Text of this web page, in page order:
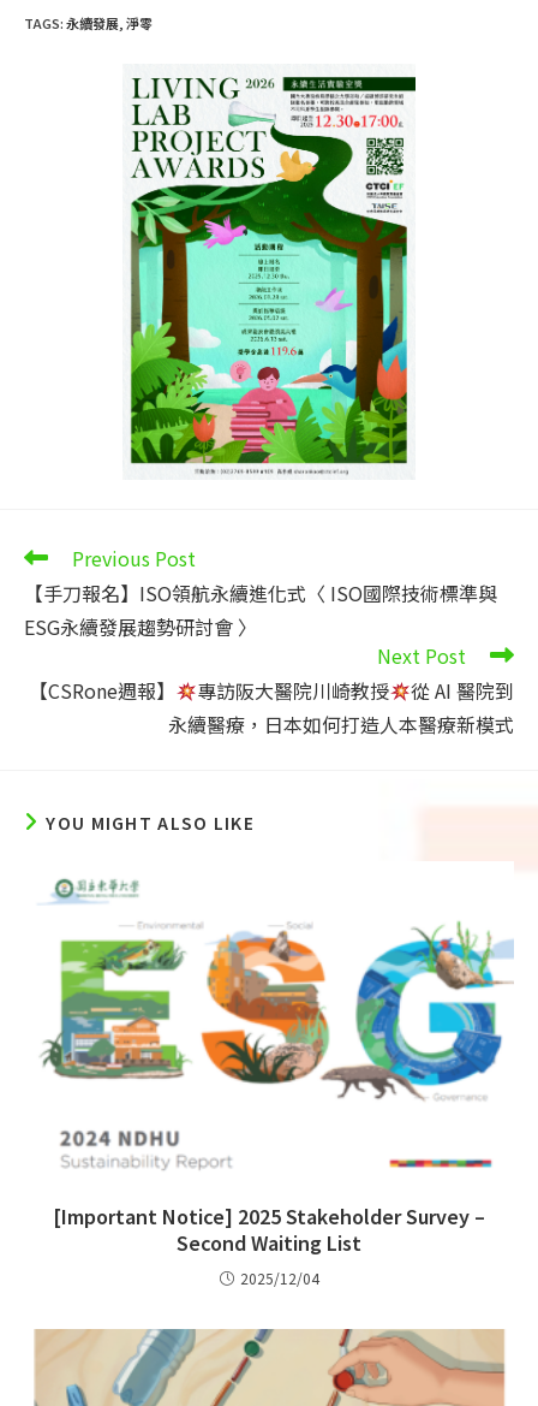
TAGS:永續發展 淨零
Read
more
articles
Previous Post
【手刀報名】ISO領航永續進化式〈 ISO國際技術標準與
ESG永續發展趨勢研討會 〉
Next Post
【CSRone週報】
專訪阪大醫院川崎教授
從 AI 醫院到
永續醫療，日本如何打造人本醫療新模式
YOU MIGHT ALSO LIKE
[Important Notice] 2025 Stakeholder Survey –
Second Waiting List
2025/12/04